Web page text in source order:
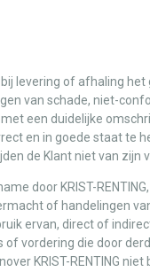
levering of afhaling
van schade, niet-
een duidelijke
en in goede staat te
de Klant niet van zijn
door KRIST-
of handelingen
ervan, direct of
of vordering die door
KRIST-RENTING